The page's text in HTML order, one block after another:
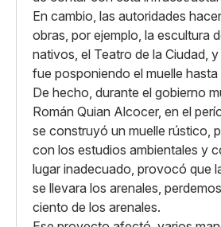
En cambio, las autoridades
obras, por ejemplo, la escultura
nativos, el Teatro de la Ciudad,
fue posponiendo el muelle hasta
De hecho, durante el gobierno
Román Quian Alcocer, en el
se construyó un muelle rústico,
con los estudios ambientales y
lugar inadecuado, provocó que
se llevara los arenales,
ciento de los arenales.